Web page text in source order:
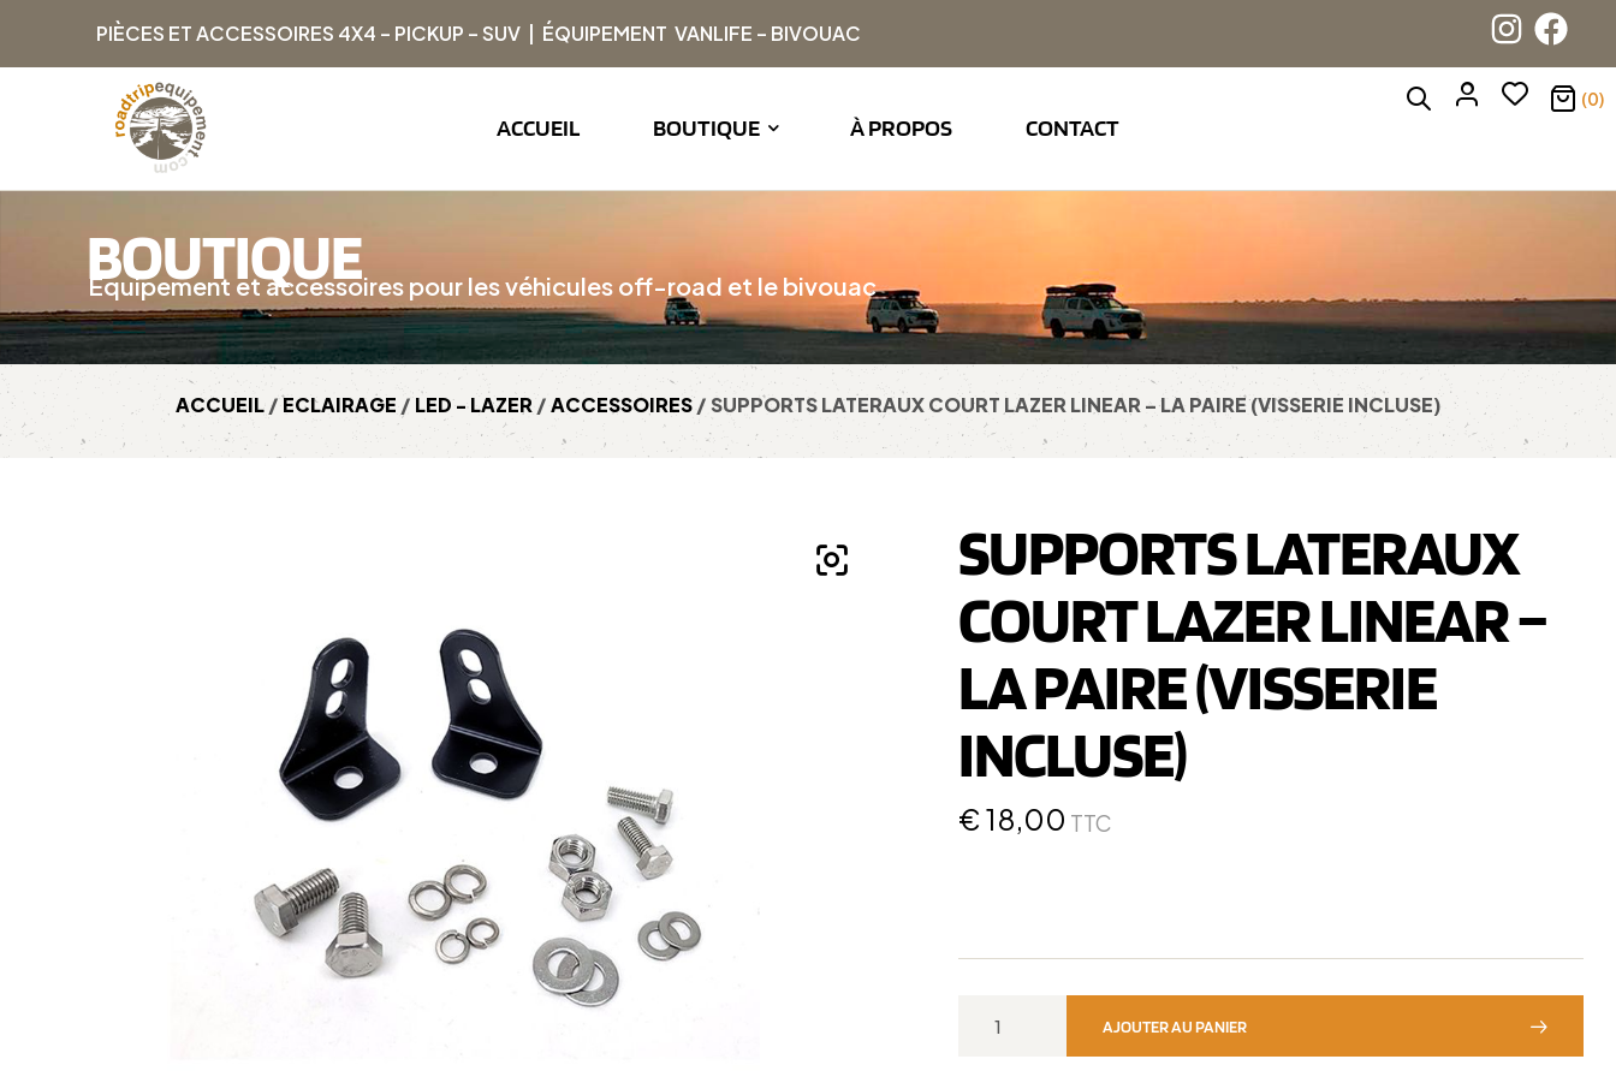
PIÈCES ET ACCESSOIRES 4X4 – PICKUP – SUV | ÉQUIPEMENT VANLIFE – BIVOUAC
ACCUEIL BOUTIQUE À PROPOS CONTACT
(0)
BOUTIQUE
Équipement et accessoires pour les véhicules off-road et le bivouac
ACCUEIL/ECLAIRAGE / LED - LAZER /ACCESSOIRES/ SUPPORTS LATERAUX COURT LAZER LINEAR – LA PAIRE (VISSERIE INCLUSE)
SUPPORTS LATERAUX
COURT LAZER LINEAR –
LA PAIRE (VISSERIE
INCLUSE)
€ 18,00 TTC
AJOUTER AU PANIER